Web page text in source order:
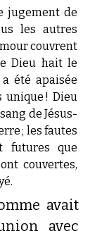
jugement de
les autres
couvrent
Dieu hait le
été apaisée
! Dieu
de Jésus-
; les fautes
futures que
couvertes,
avait
avec